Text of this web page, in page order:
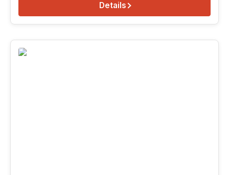
Details